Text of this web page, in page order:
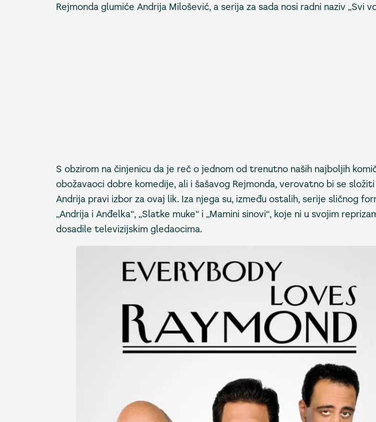
Rejmonda glumiće Andrija Milošević, a serija za sada nosi radni naziv „Svi
S obzirom na činjenicu da je reč o jednom od trenutno naših najboljih
obožavaoci dobre komedije, ali i šašavog Rejmonda, verovatno bi se
Andrija pravi izbor za ovaj lik. Iza njega su, između ostalih, serije sličnog
„Andrija i Anđelka“, „Slatke muke“ i „Mamini sinovi“, koje ni u svojim
dosadile televizijskim gledaocima.